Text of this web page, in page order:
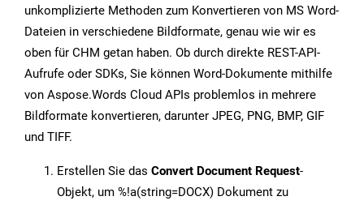
unkomplizierte Methoden zum Konvertieren von MS Word-
Dateien in verschiedene Bildformate, genau wie wir es
oben für CHM getan haben. Ob durch direkte REST-API-
Aufrufe oder SDKs, Sie können Word-Dokumente mithilfe
von Aspose.Words Cloud APIs problemlos in mehrere
Bildformate konvertieren, darunter JPEG, PNG, BMP, GIF
und TIFF.
Erstellen Sie das Convert Document Request-
Objekt, um %!a(string=DOCX) Dokument zu